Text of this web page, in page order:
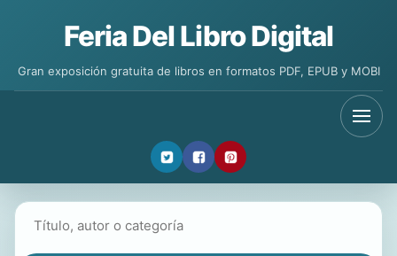
Feria Del Libro Digital
Gran exposición gratuita de libros en formatos PDF, EPUB y MOBI